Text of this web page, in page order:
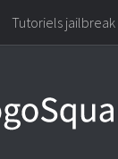
Tutoriels jailbreak